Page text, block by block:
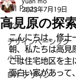
All Posts
北条
デザインベーシック
小田
DIY デザイン
高見原の探
2023年7月19日
こんにちは。修士
朝、私たちは高見
こは住宅地区を主
面白い家があって